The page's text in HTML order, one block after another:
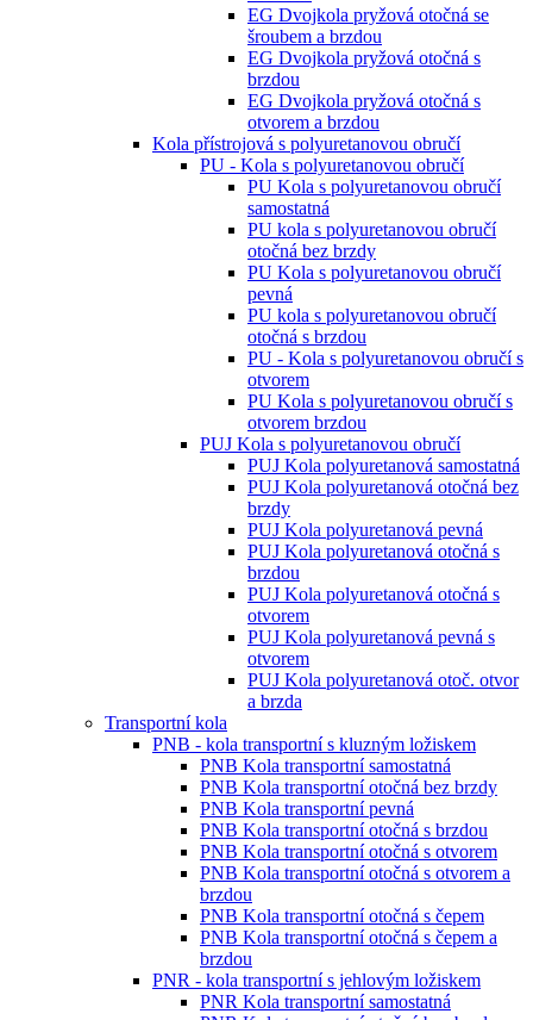
EG Dvojkola pryžová otočná se
šroubem a brzdou
EG Dvojkola pryžová otočná s
brzdou
EG Dvojkola pryžová otočná s
otvorem a brzdou
Kola přístrojová s polyuretanovou obručí
PU - Kola s polyuretanovou obručí
PU Kola s polyuretanovou obručí
samostatná
PU kola s polyuretanovou obručí
otočná bez brzdy
PU Kola s polyuretanovou obručí
pevná
PU kola s polyuretanovou obručí
otočná s brzdou
PU - Kola s polyuretanovou obručí s
otvorem
PU Kola s polyuretanovou obručí s
otvorem brzdou
PUJ Kola s polyuretanovou obručí
PUJ Kola polyuretanová samostatná
PUJ Kola polyuretanová otočná bez
brzdy
PUJ Kola polyuretanová pevná
PUJ Kola polyuretanová otočná s
brzdou
PUJ Kola polyuretanová otočná s
otvorem
PUJ Kola polyuretanová pevná s
otvorem
PUJ Kola polyuretanová otoč. otvor
a brzda
Transportní kola
PNB - kola transportní s kluzným ložiskem
PNB Kola transportní samostatná
PNB Kola transportní otočná bez brzdy
PNB Kola transportní pevná
PNB Kola transportní otočná s brzdou
PNB Kola transportní otočná s otvorem
PNB Kola transportní otočná s otvorem a
brzdou
PNB Kola transportní otočná s čepem
PNB Kola transportní otočná s čepem a
brzdou
PNR - kola transportní s jehlovým ložiskem
PNR Kola transportní samostatná